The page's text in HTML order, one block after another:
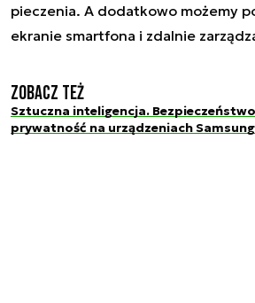
pieczenia. A dodatkowo możemy
ekranie smartfona i zdalnie
Zobacz też
Sztuczna inteligencja.
prywatność na urządzeniach Samsung